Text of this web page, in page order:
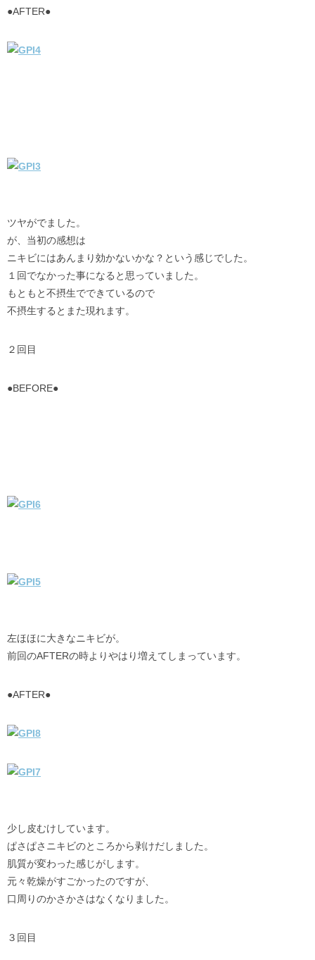
●AFTER●
ツヤがでました。
が、当初の感想は
ニキビにはあんまり効かないかな？という感じでした。
１回でなかった事になると思っていました。
もともと不摂生でできているので
不摂生するとまた現れます。
２回目
●BEFORE●
左ほほに大きなニキビが。
前回のAFTERの時よりやはり増えてしまっています。
●AFTER●
少し皮むけしています。
ぱさぱさニキビのところから剥けだしました。
肌質が変わった感じがします。
元々乾燥がすごかったのですが、
口周りのかさかさはなくなりました。
３回目